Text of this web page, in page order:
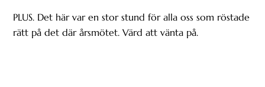
PLUS. Det här var en stor stund för alla oss som röstade
rätt på det där årsmötet. Värd att vänta på.